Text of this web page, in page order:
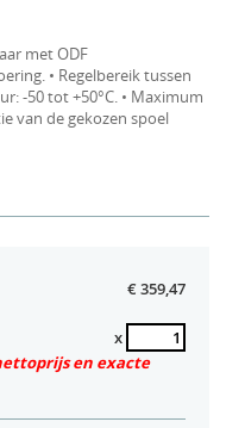
met ODF
• Regelbereik tussen
-50 tot +50°C. • Maximum
van de gekozen spoel
€ 359,47
x
en exacte